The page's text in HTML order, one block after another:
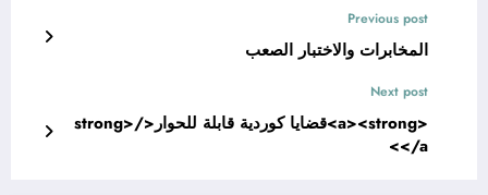
Previous post
المخابرات والاختبار الصعب
Next post
<a><strong>قضايا كوردية قابلة للحوار</strong>
</a>